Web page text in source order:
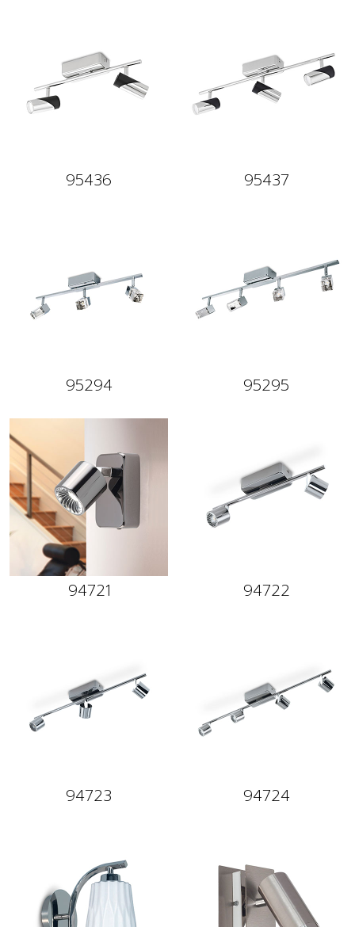
95436 95437
95294 95295
94721 94722
94723 94724